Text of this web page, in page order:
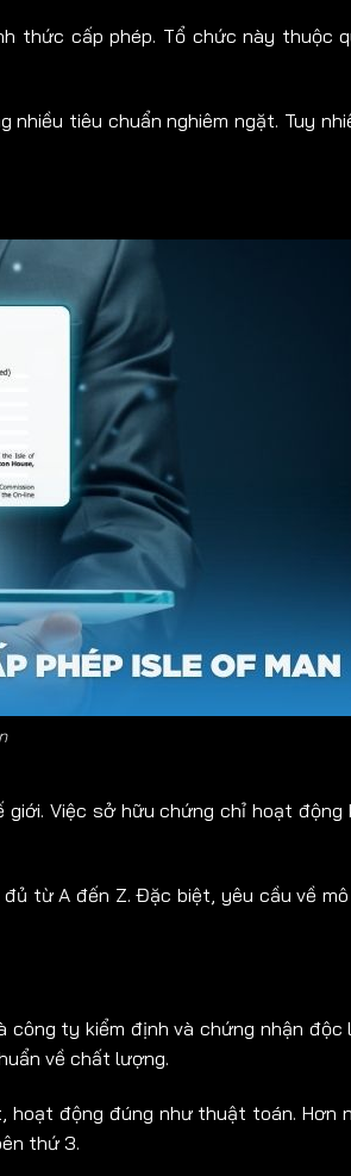
thức cấp phép. Tổ chức này thuộc
nhiều tiêu chuẩn nghiêm ngặt. Tuy
Việc sở hữu chứng chỉ hoạt động
từ A đến Z. Đặc biệt, yêu cầu về mô
ty kiểm định và chứng nhận độc
về chất lượng.
động đúng như thuật toán. Hơn
thứ 3.